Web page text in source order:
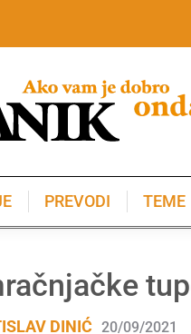
PREVODI TEME
DINIĆ 20/09/2021